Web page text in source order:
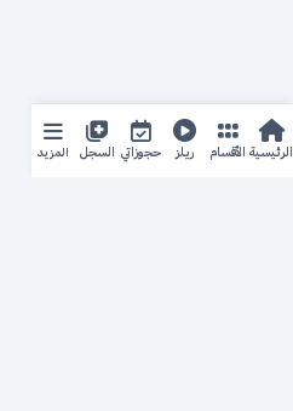
الرئيسية الأقسام ريلز حجوزاتي السجل المزيد